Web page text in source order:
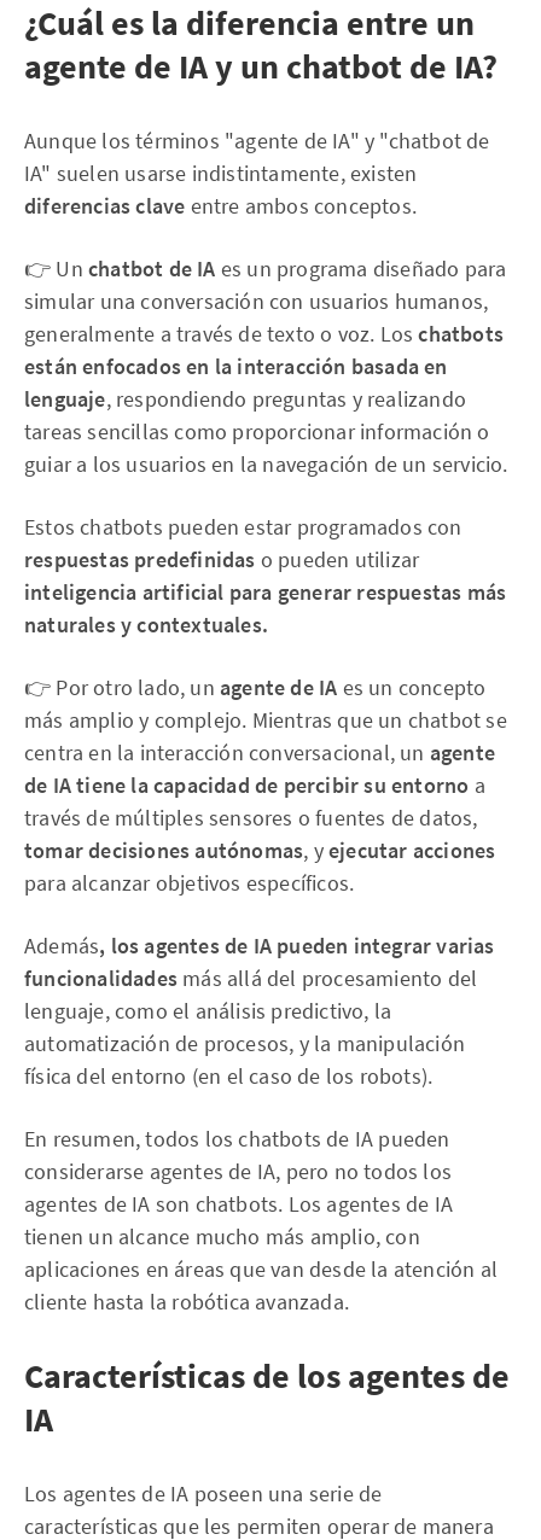
¿Cuál es la diferencia entre un
agente de IA y un chatbot de IA?
Aunque los términos "agente de IA" y "chatbot de
IA" suelen usarse indistintamente, existen
diferencias clave entre ambos conceptos.
👉 Un chatbot de IA es un programa diseñado para
simular una conversación con usuarios humanos,
generalmente a través de texto o voz. Los chatbots
están enfocados en la interacción basada en
lenguaje, respondiendo preguntas y realizando
tareas sencillas como proporcionar información o
guiar a los usuarios en la navegación de un servicio.
Estos chatbots pueden estar programados con
respuestas predefinidas o pueden utilizar
inteligencia artificial para generar respuestas más
naturales y contextuales.
👉 Por otro lado, un agente de IA es un concepto
más amplio y complejo. Mientras que un chatbot se
centra en la interacción conversacional, un agente
de IA tiene la capacidad de percibir su entorno a
través de múltiples sensores o fuentes de datos,
tomar decisiones autónomas, yejecutar acciones
para alcanzar objetivos específicos.
Además, los agentes de IA pueden integrar varias
funcionalidades más allá del procesamiento del
lenguaje, como el análisis predictivo, la
automatización de procesos, y la manipulación
física del entorno (en el caso de los robots).
En resumen, todos los chatbots de IA pueden
considerarse agentes de IA, pero no todos los
agentes de IA son chatbots. Los agentes de IA
tienen un alcance mucho más amplio, con
aplicaciones en áreas que van desde la atención al
cliente hasta la robótica avanzada.
Características de los agentes de
IA
Los agentes de IA poseen una serie de
características que les permiten operar de manera